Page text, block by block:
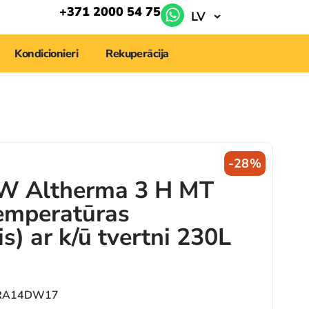
+371 2000 54 75 LV
Kondicionieri Rekuperācija
-28%
Altherma 3 H MT
ar k/ū tvertni 230L